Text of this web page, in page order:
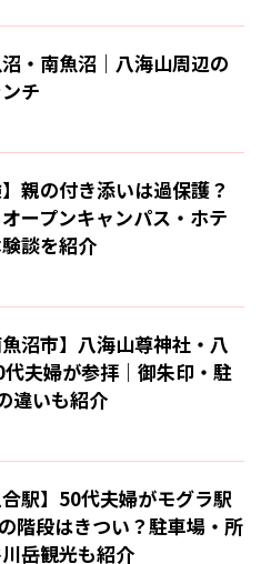
沼・南魚沼｜八海山周辺の
チ
】親の付き添いは過保護？
ープンキャンパス・ホテ
談を紹介
魚沼市】八海山尊神社・八
夫婦が参拝｜御朱印・駐
違いも紹介
合駅】50代夫婦がモグラ駅
階段はきつい？駐車場・所
岳観光も紹介